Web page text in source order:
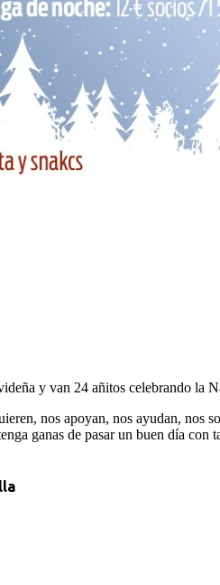
y van 24 añitos celebrando la
nos apoyan, nos ayudan, nos
ganas de pasar un buen día